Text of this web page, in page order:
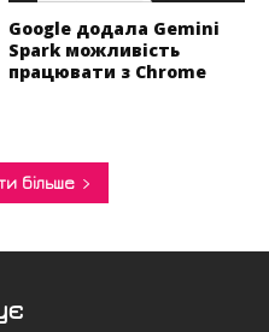
Google додала Gemini
Spark можливість
працювати з Chrome
більше